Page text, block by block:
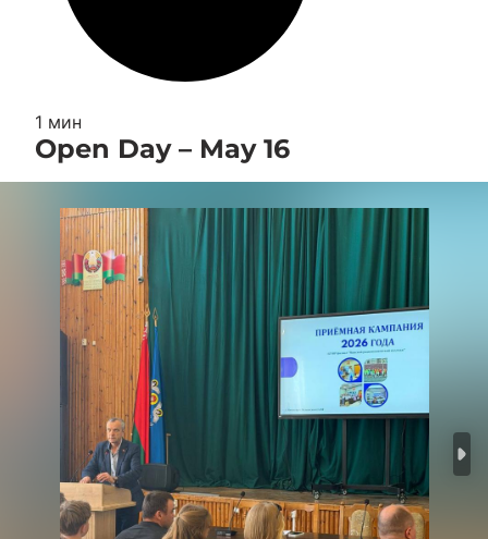
1 мин
Open Day – May 16